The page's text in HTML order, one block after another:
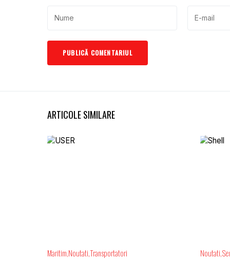
ARTICOLE SIMILARE
Maritim NoutatiTransportatori Noutati